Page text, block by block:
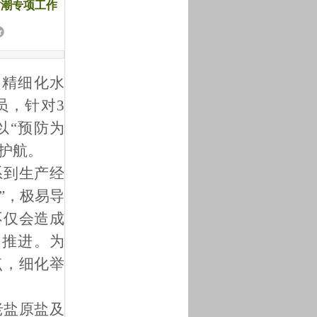
专项工作
细化水
，针对3
“预防为
航。
生产经
，极易导
会造成
进。为
细化举
原盐及